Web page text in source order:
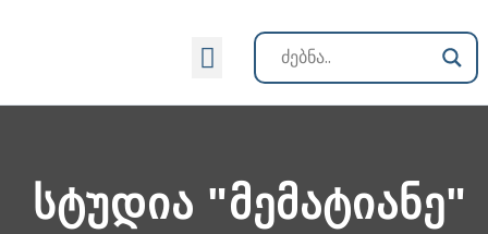
სტუდია "მემატიანე"